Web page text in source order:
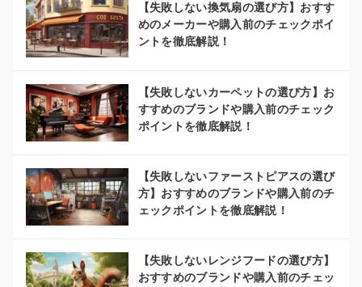
【失敗しない換気扇の選び方】おすす
めのメーカーや購入前のチェックポイ
ントを徹底解説！
【失敗しないカーペットの選び方】お
すすめのブランドや購入前のチェック
ポイントを徹底解説！
【失敗しないファーストピアスの選び
方】おすすめのブランドや購入前のチ
ェックポイントを徹底解説！
【失敗しないレンジフードの選び方】
おすすめのブランドや購入前のチェッ